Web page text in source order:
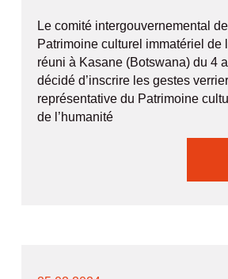
Le comité intergouvernemental
Patrimoine culturel immatériel de
réuni à Kasane (Botswana) du 4
décidé d’inscrire les gestes
représentative du Patrimoine
de l’humanité